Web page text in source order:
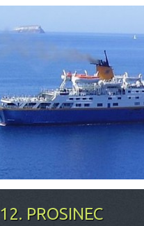
12. PROSINEC